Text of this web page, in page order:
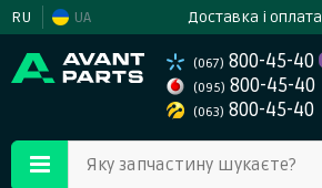
RU UA Доставка і оплата
(067) 800-45-40
(095) 800-45-40
(063) 800-45-40
Яку запчастину шукаєте?